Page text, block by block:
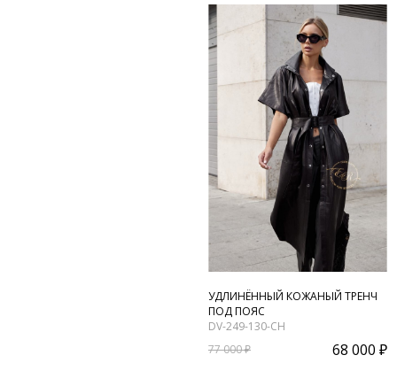
УДЛИНЁННЫЙ КОЖАНЫЙ ТРЕНЧ
ПОД ПОЯС
DV-249-130-CH
77 000 ₽
68 000 ₽